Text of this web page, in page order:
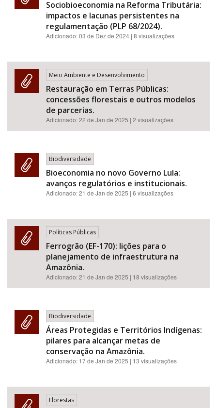
Sociobioeconomia na Reforma Tributária:
impactos e lacunas persistentes na
regulamentação (PLP 68/2024).
Adicionado:03 de Dez de 2024 | 8 visualizações
Meio Ambiente e Desenvolvimento
Restauração em Terras Públicas:
concessões florestais e outros modelos
de parcerias.
Adicionado:22 de Jan de 2025 | 2 visualizações
Biodiversidade
Bioeconomia no novo Governo Lula:
avanços regulatórios e institucionais.
Adicionado:21 de Jan de 2025 | 6 visualizações
Políticas Públicas
Ferrogrão (EF-170): lições para o
planejamento de infraestrutura na
Amazônia.
Adicionado:21 de Jan de 2025 | 18 visualizações
Biodiversidade
Áreas Protegidas e Territórios Indígenas:
pilares para alcançar metas de
conservação na Amazônia.
Adicionado: 17 de Jan de 2025 | 13 visualizações
Florestas